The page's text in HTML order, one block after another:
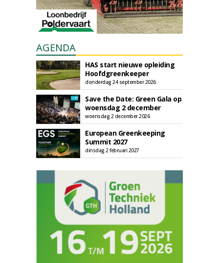
AGENDA
HAS start nieuwe opleiding
Hoofdgreenkeeper
donderdag 24 september 2026
Save the Date: Green Gala op
woensdag 2 december
woensdag 2 december 2026
European Greenkeeping
Summit 2027
dinsdag 2 februari 2027